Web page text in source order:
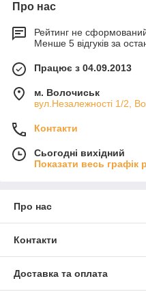
Про нас
Рейтинг не
Менше 5 відгуків за
Працює з 04.09.2013
м. Волочиськ
вул.Незалежності 1/2,
Контакти
Сьогодні вихідний
Показати весь графік
Про нас
Контакти
Доставка та оплата